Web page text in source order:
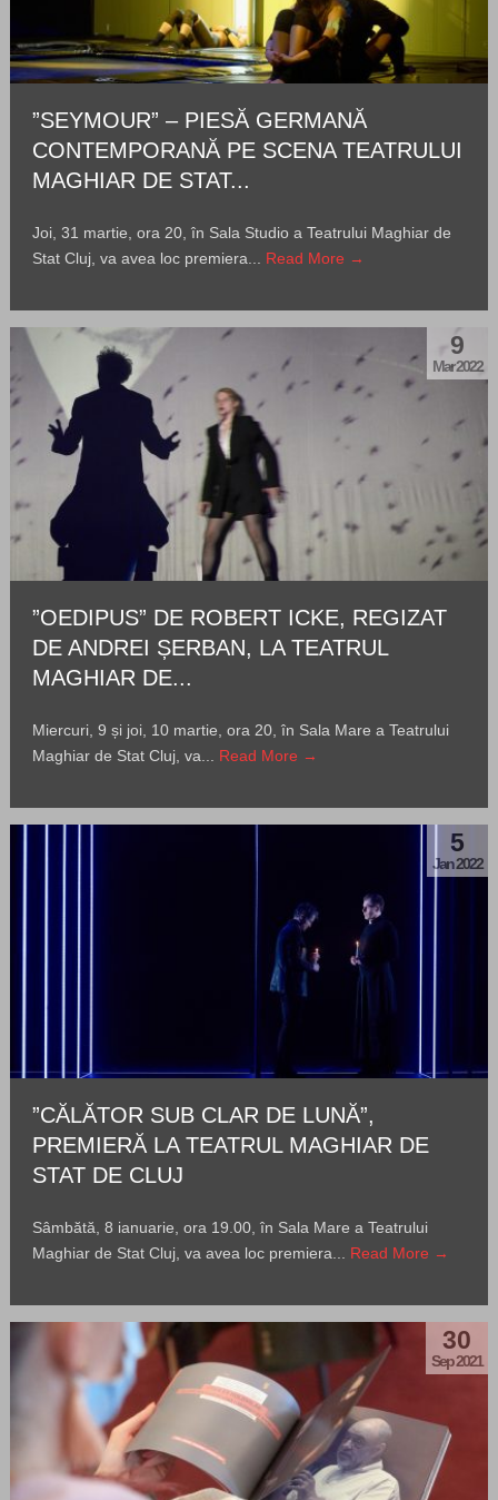
”SEYMOUR” – PIESĂ GERMANĂ
CONTEMPORANĂ PE SCENA TEATRULUI
MAGHIAR DE STAT...
Joi, 31 martie, ora 20, în Sala Studio a Teatrului Maghiar de
Stat Cluj, va avea loc premiera... Read More →
9
Mar 2022
”OEDIPUS” DE ROBERT ICKE, REGIZAT
DE ANDREI ȘERBAN, LA TEATRUL
MAGHIAR DE...
Miercuri, 9 și joi, 10 martie, ora 20, în Sala Mare a Teatrului
Maghiar de Stat Cluj, va... Read More →
5
Jan 2022
”CĂLĂTOR SUB CLAR DE LUNĂ”,
PREMIERĂ LA TEATRUL MAGHIAR DE
STAT DE CLUJ
Sâmbătă, 8 ianuarie, ora 19.00, în Sala Mare a Teatrului
Maghiar de Stat Cluj, va avea loc premiera... Read More →
30
Sep 2021